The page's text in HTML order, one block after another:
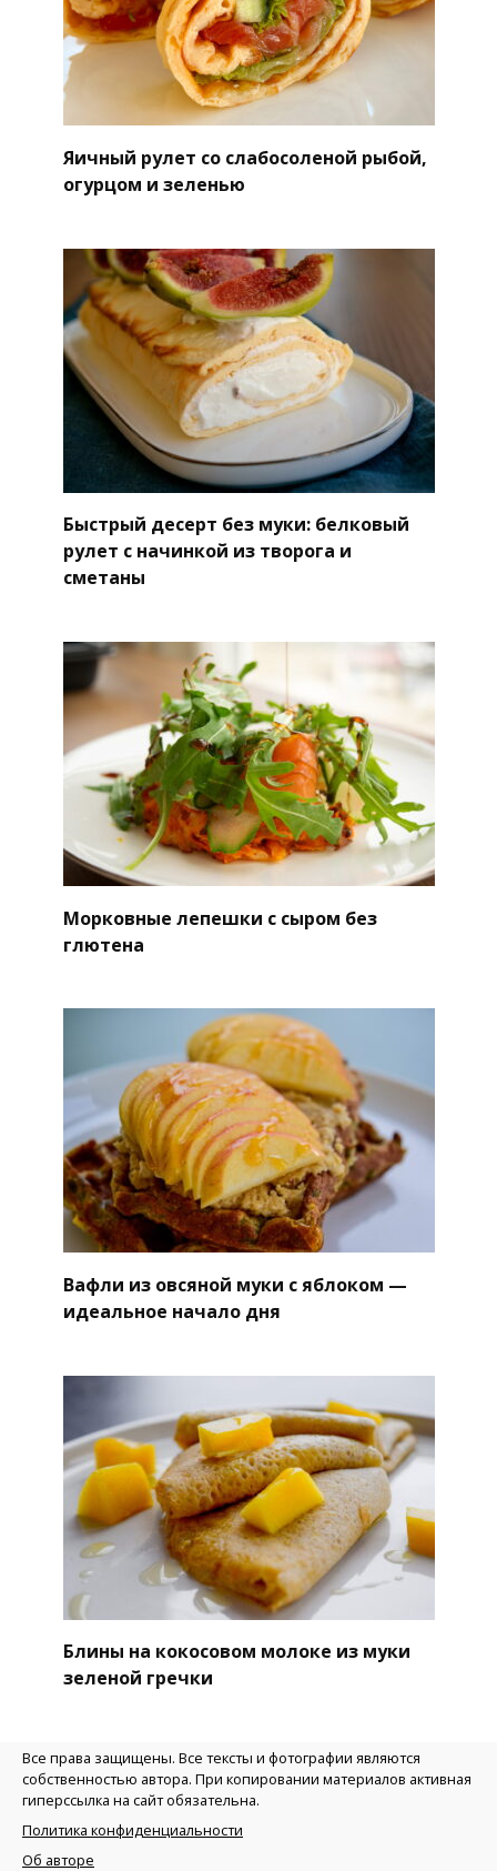
Яичный рулет со слабосоленой рыбой,
огурцом и зеленью
Быстрый десерт без муки: белковый
рулет с начинкой из творога и
сметаны
Морковные лепешки с сыром без
глютена
Вафли из овсяной муки с яблоком —
идеальное начало дня
Блины на кокосовом молоке из муки
зеленой гречки
Все права защищены. Все тексты и фотографии являются
собственностью автора. При копировании материалов активная
гиперссылка на сайт обязательна.
Политика конфиденциальности
Об авторе